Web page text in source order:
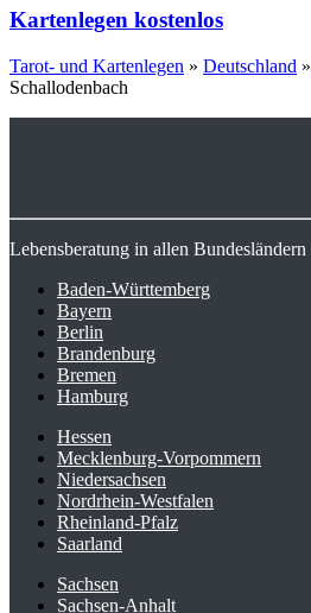
Kartenlegen kostenlos
Tarot- und Kartenlegen » Deutschland »
Schallodenbach
Lebensberatung in allen Bundesländern
Baden-Württemberg
Bayern
Berlin
Brandenburg
Bremen
Hamburg
Hessen
Mecklenburg-Vorpommern
Niedersachsen
Nordrhein-Westfalen
Rheinland-Pfalz
Saarland
Sachsen
Sachsen-Anhalt